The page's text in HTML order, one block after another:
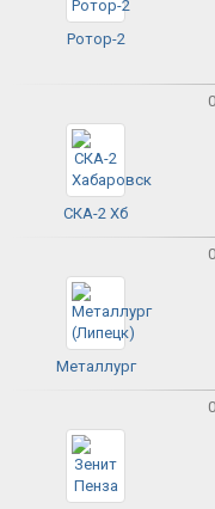
Ротор-2
СКА-2 Хб
Металлург